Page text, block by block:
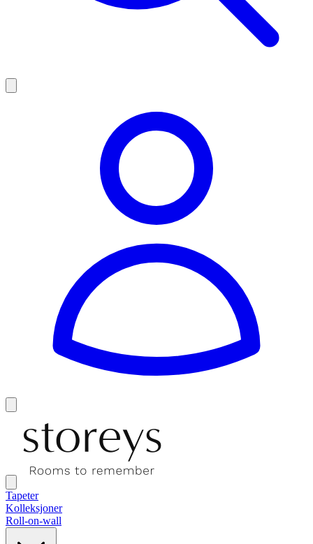
Tapeter
Kolleksjoner
Roll-on-wall